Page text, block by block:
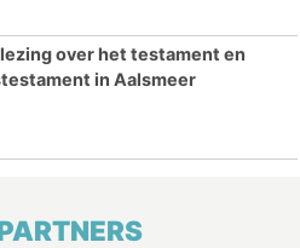
over het testament en
in Aalsmeer